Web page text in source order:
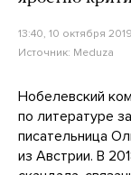
13:40, 10 октября 2019
Источник: Meduza
Нобелевский
по литературе
писательница
из Австрии. В